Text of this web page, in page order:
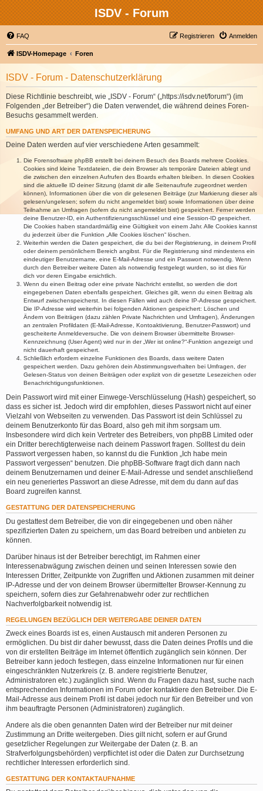
ISDV - Forum
FAQ Anmelden
Registrieren
ISDV-Homepage Foren
ISDV - Forum - Datenschutzerklärung
Diese Richtlinie beschreibt, wie „ISDV - Forum“ („https://isdv.net/forum“) (im
Folgenden „der Betreiber“) die Daten verwendet, die während deines Foren-
Besuchs gesammelt werden.
UMFANG UND ART DER DATENSPEICHERUNG
Deine Daten werden auf vier verschiedene Arten gesammelt:
Die Forensoftware phpBB erstellt bei deinem Besuch des Boards mehrere Cookies.
Cookies sind kleine Textdateien, die dein Browser als temporäre Dateien ablegt und
die zwischen den einzelnen Aufrufen des Boards erhalten bleiben. In diesen Cookies
sind die aktuelle ID deiner Sitzung (damit dir alle Seitenaufrufe zugeordnet werden
können), Informationen über die von dir gelesenen Beiträge (zur Markierung dieser als
gelesen/ungelesen; sofern du nicht angemeldet bist) sowie Informationen über deine
Teilnahme an Umfragen (sofern du nicht angemeldet bist) gespeichert. Ferner werden
deine Benutzer-ID, ein Authentifizierungsschlüssel und eine Session-ID gespeichert.
Die Cookies haben standardmäßig eine Gültigkeit von einem Jahr. Alle Cookies kannst
du jederzeit über die Funktion „Alle Cookies löschen“ löschen.
Weiterhin werden die Daten gespeichert, die du bei der Registrierung, in deinem Profil
oder deinem persönlichem Bereich angibst. Für die Registrierung sind mindestens ein
eindeutiger Benutzername, eine E-Mail-Adresse und ein Passwort notwendig. Wenn
durch den Betreiber weitere Daten als notwendig festgelegt wurden, so ist dies für
dich vor deren Eingabe ersichtlich.
Wenn du einen Beitrag oder eine private Nachricht erstellst, so werden die dort
eingegebenen Daten ebenfalls gespeichert. Gleiches gilt, wenn du einen Beitrag als
Entwurf zwischenspeicherst. In diesen Fällen wird auch deine IP-Adresse gespeichert.
Die IP-Adresse wird weiterhin bei folgenden Aktionen gespeichert: Löschen und
Ändern von Beiträgen (dazu zählen Private Nachrichten und Umfragen), Änderungen
an zentralen Profildaten (E-Mail-Adresse, Kontoaktivierung, Benutzer-Passwort) und
gescheiterte Anmeldeversuche. Die von deinem Browser übermittelte Browser-
Kennzeichnung (User Agent) wird nur in der „Wer ist online?“-Funktion angezeigt und
nicht dauerhaft gespeichert.
Schließlich erfordern einzelne Funktionen des Boards, dass weitere Daten
gespeichert werden. Dazu gehören dein Abstimmungsverhalten bei Umfragen, der
Gelesen-Status von deinen Beiträgen oder explizit von dir gesetzte Lesezeichen oder
Benachrichtigungsfunktionen.
Dein Passwort wird mit einer Einwege-Verschlüsselung (Hash) gespeichert, so
dass es sicher ist. Jedoch wird dir empfohlen, dieses Passwort nicht auf einer
Vielzahl von Webseiten zu verwenden. Das Passwort ist dein Schlüssel zu
deinem Benutzerkonto für das Board, also geh mit ihm sorgsam um.
Insbesondere wird dich kein Vertreter des Betreibers, von phpBB Limited oder
ein Dritter berechtigterweise nach deinem Passwort fragen. Solltest du dein
Passwort vergessen haben, so kannst du die Funktion „Ich habe mein
Passwort vergessen“ benutzen. Die phpBB-Software fragt dich dann nach
deinem Benutzernamen und deiner E-Mail-Adresse und sendet anschließend
ein neu generiertes Passwort an diese Adresse, mit dem du dann auf das
Board zugreifen kannst.
GESTATTUNG DER DATENSPEICHERUNG
Du gestattest dem Betreiber, die von dir eingegebenen und oben näher
spezifizierten Daten zu speichern, um das Board betreiben und anbieten zu
können.
Darüber hinaus ist der Betreiber berechtigt, im Rahmen einer
Interessenabwägung zwischen deinen und seinen Interessen sowie den
Interessen Dritter, Zeitpunkte von Zugriffen und Aktionen zusammen mit deiner
IP-Adresse und der von deinem Browser übermittelter Browser-Kennung zu
speichern, sofern dies zur Gefahrenabwehr oder zur rechtlichen
Nachverfolgbarkeit notwendig ist.
REGELUNGEN BEZÜGLICH DER WEITERGABE DEINER DATEN
Zweck eines Boards ist es, einen Austausch mit anderen Personen zu
ermöglichen. Du bist dir daher bewusst, dass die Daten deines Profils und die
von dir erstellten Beiträge im Internet öffentlich zugänglich sein können. Der
Betreiber kann jedoch festlegen, dass einzelne Informationen nur für einen
eingeschränkten Nutzerkreis (z. B. andere registrierte Benutzer,
Administratoren etc.) zugänglich sind. Wenn du Fragen dazu hast, suche nach
entsprechenden Informationen im Forum oder kontaktiere den Betreiber. Die E-
Mail-Adresse aus deinem Profil ist dabei jedoch nur für den Betreiber und von
ihm beauftragte Personen (Administratoren) zugänglich.
Andere als die oben genannten Daten wird der Betreiber nur mit deiner
Zustimmung an Dritte weitergeben. Dies gilt nicht, sofern er auf Grund
gesetzlicher Regelungen zur Weitergabe der Daten (z. B. an
Strafverfolgungsbehörden) verpflichtet ist oder die Daten zur Durchsetzung
rechtlicher Interessen erforderlich sind.
GESTATTUNG DER KONTAKTAUFNAHME